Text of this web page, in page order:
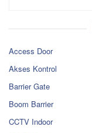
Access Door
Akses Kontrol
Barrier Gate
Boom Barrier
CCTV Indoor